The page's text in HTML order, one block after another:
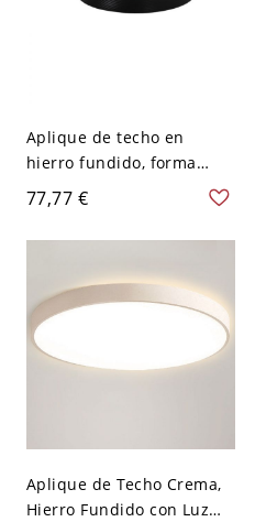
Aplique de techo en
hierro fundido, forma
angular, color tinta, 1 luz,
pantalla de plexiglás,
luminaria LED, montaje
tres niveles (luz
cálida/blanca/neutra de
atenuación)
77,77 €
Aplique de Techo Crema,
Hierro Fundido con Luz